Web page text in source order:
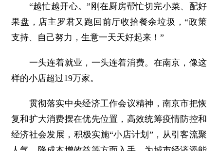
“越忙越开心。”刚在厨房帮忙切完小菜、配好
果盘，店主罗君又跑回前厅收拾餐余垃圾，“政策
支持、自己努力，生意一天天好起来！”
一头连着就业，一头连着消费。在南京，像这
样的小店超过19万家。
贯彻落实中央经济工作会议精神，南京市把恢
复和扩大消费摆在优先位置，高效统筹疫情防控和
经济社会发展，积极实施“小店计划”，从引客流聚